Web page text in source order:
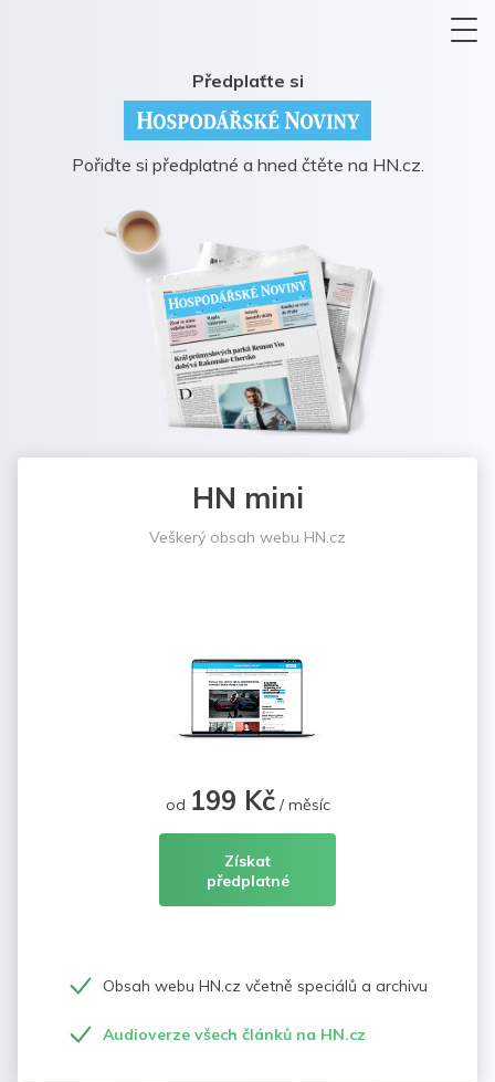
Předplaťte si
Pořiďte si předplatné a hned čtěte na HN.cz.
HN mini
Veškerý obsah webu HN.cz
od 199 Kč/ měsíc
Získat
předplatné
Obsah webu HN.cz včetně speciálů a archivu
Audioverze všech článků na HN.cz